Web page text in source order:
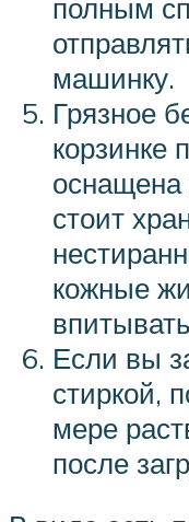
полным
машинку.
Грязное
корзинке
стоит
кожные
Если вы
стиркой,
мере
после